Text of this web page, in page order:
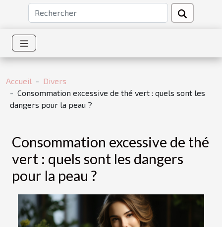
Accueil
Divers
Consommation excessive de thé vert : quels sont les
dangers pour la peau ?
Consommation excessive de thé
vert : quels sont les dangers
pour la peau ?